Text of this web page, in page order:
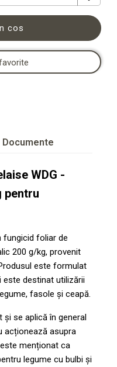
cos
Documente
WDG -
pentru
fungicid foliar de
200 g/kg, provenit
este formulat
este destinat utilizării
fasole și ceapă.
se aplică în general
acționează asupra
menționat ca
legume cu bulbi și